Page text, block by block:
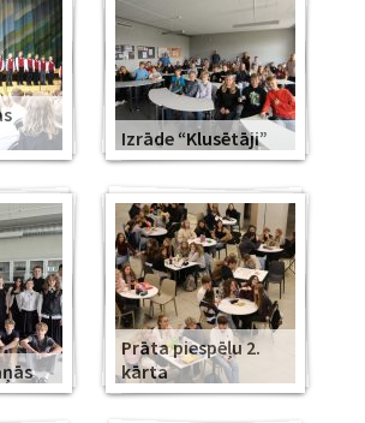
Izrāde “Klusētāji”
Prāta piespēļu 2.
kārta